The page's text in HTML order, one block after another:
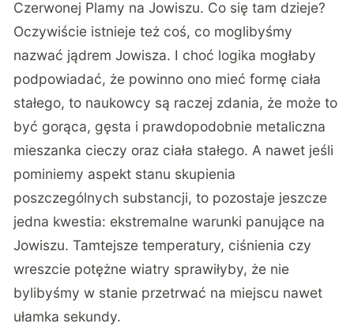
Czerwonej Plamy na Jowiszu. Co się tam dzieje?
Oczywiście istnieje też coś, co moglibyśmy
nazwać jądrem Jowisza. I choć logika mogłaby
podpowiadać, że powinno ono mieć formę ciała
stałego, to naukowcy są raczej zdania, że może to
być gorąca, gęsta i prawdopodobnie metaliczna
mieszanka cieczy oraz ciała stałego. A nawet jeśli
pominiemy aspekt stanu skupienia
poszczególnych substancji, to pozostaje jeszcze
jedna kwestia: ekstremalne warunki panujące na
Jowiszu. Tamtejsze temperatury, ciśnienia czy
wreszcie potężne wiatry sprawiłyby, że nie
bylibyśmy w stanie przetrwać na miejscu nawet
ułamka sekundy.